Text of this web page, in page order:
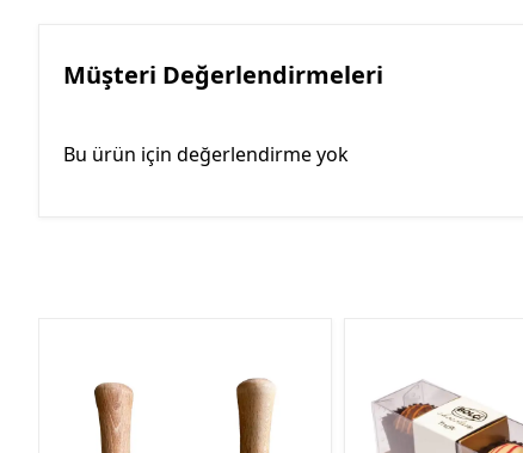
Müşteri Değerlendirmeleri
Bu ürün için değerlendirme yok